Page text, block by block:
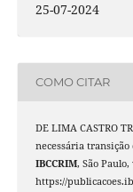
25-07-2024
COMO CITAR
DE LIMA CASTRO
necessária
IBCCRIM, São
https://